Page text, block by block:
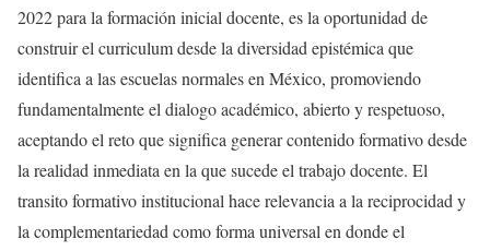
2022 para la formación inicial docente, es la oportunidad de
construir el curriculum desde la diversidad epistémica que
identifica a las escuelas normales en México, promoviendo
fundamentalmente el dialogo académico, abierto y respetuoso,
aceptando el reto que significa generar contenido formativo desde
la realidad inmediata en la que sucede el trabajo docente. El
transito formativo institucional hace relevancia a la reciprocidad y
la complementariedad como forma universal en donde el